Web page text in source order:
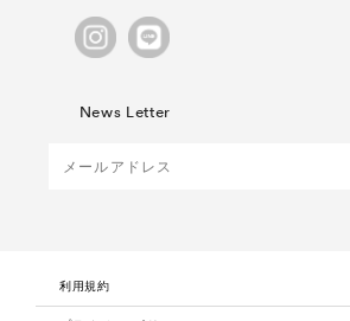
News Letter
利用規約